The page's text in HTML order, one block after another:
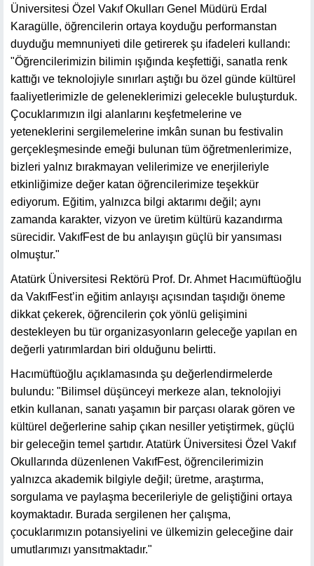
Üniversitesi Özel Vakıf Okulları Genel Müdürü Erdal
Karagülle, öğrencilerin ortaya koyduğu performanstan
duyduğu memnuniyeti dile getirerek şu ifadeleri kullandı:
"Öğrencilerimizin bilimin ışığında keşfettiği, sanatla renk
kattığı ve teknolojiyle sınırları aştığı bu özel günde kültürel
faaliyetlerimizle de geleneklerimizi gelecekle buluşturduk.
Çocuklarımızın ilgi alanlarını keşfetmelerine ve
yeteneklerini sergilemelerine imkân sunan bu festivalin
gerçekleşmesinde emeği bulunan tüm öğretmenlerimize,
bizleri yalnız bırakmayan velilerimize ve enerjileriyle
etkinliğimize değer katan öğrencilerimize teşekkür
ediyorum. Eğitim, yalnızca bilgi aktarımı değil; aynı
zamanda karakter, vizyon ve üretim kültürü kazandırma
sürecidir. VakıfFest de bu anlayışın güçlü bir yansıması
olmuştur."
Atatürk Üniversitesi Rektörü Prof. Dr. Ahmet Hacımüftüoğlu
da VakıfFest’in eğitim anlayışı açısından taşıdığı öneme
dikkat çekerek, öğrencilerin çok yönlü gelişimini
destekleyen bu tür organizasyonların geleceğe yapılan en
değerli yatırımlardan biri olduğunu belirtti.
Hacımüftüoğlu açıklamasında şu değerlendirmelerde
bulundu: "Bilimsel düşünceyi merkeze alan, teknolojiyi
etkin kullanan, sanatı yaşamın bir parçası olarak gören ve
kültürel değerlerine sahip çıkan nesiller yetiştirmek, güçlü
bir geleceğin temel şartıdır. Atatürk Üniversitesi Özel Vakıf
Okullarında düzenlenen VakıfFest, öğrencilerimizin
yalnızca akademik bilgiyle değil; üretme, araştırma,
sorgulama ve paylaşma becerileriyle de geliştiğini ortaya
koymaktadır. Burada sergilenen her çalışma,
çocuklarımızın potansiyelini ve ülkemizin geleceğine dair
umutlarımızı yansıtmaktadır."